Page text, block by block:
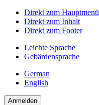
Direkt zum Hauptmenü
Direkt zum Inhalt
Direkt zum Footer
Leichte Sprache
Gebärdensprache
German
English
Anmelden